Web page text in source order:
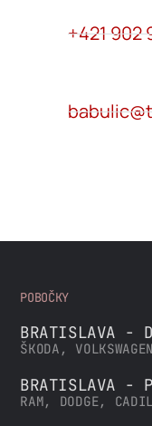
+421 902
POBOČKY
BRATISLAVA -
ŠKODA,
BRATISLAVA -
RAM, DODGE,